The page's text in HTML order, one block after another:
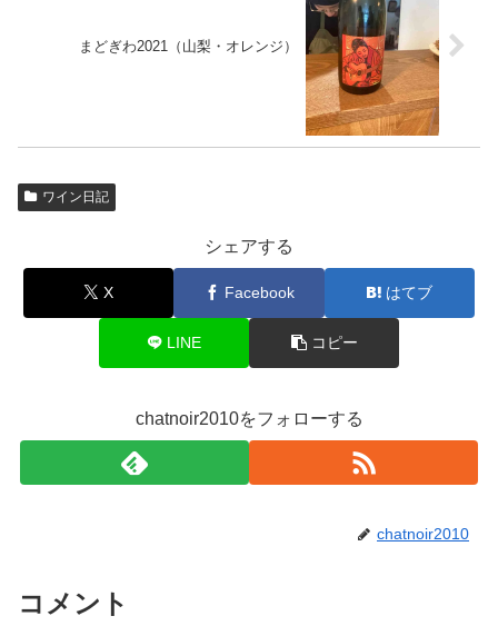
まどぎわ2021（山梨・オレンジ）
ワイン日記
シェアする
X Facebook はてブ
LINE コピー
chatnoir2010をフォローする
chatnoir2010
コメント